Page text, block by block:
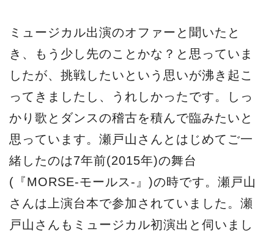
ミュージカル出演のオファーと聞いたと
き、もう少し先のことかな？と思っていま
したが、挑戦したいという思いが沸き起こ
ってきましたし、うれしかったです。しっ
かり歌とダンスの稽古を積んで臨みたいと
思っています。瀬戸山さんとはじめてご一
緒したのは7年前(2015年)の舞台
(『MORSE-モールス-』)の時です。瀬戸山
さんは上演台本で参加されていました。瀬
戸山さんもミュージカル初演出と伺いまし